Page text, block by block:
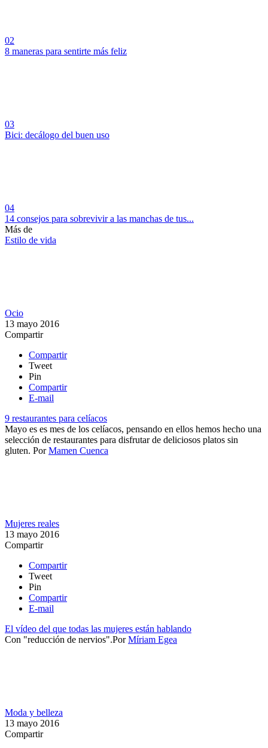
02
8 maneras para sentirte más feliz
03
Bici: decálogo del buen uso
04
14 consejos para sobrevivir a las manchas de tus...
Más de
Estilo de vida
Ocio
13 mayo 2016
Compartir
Compartir
Tweet
Pin
Compartir
E-mail
9 restaurantes para celíacos
Mayo es es mes de los celíacos, pensando en ellos hemos hecho una
selección de restaurantes para disfrutar de deliciosos platos sin
gluten. PorMamen Cuenca
Mujeres reales
13 mayo 2016
Compartir
Compartir
Tweet
Pin
Compartir
E-mail
El vídeo del que todas las mujeres están hablando
Con "reducción de nervios".​PorMíriam Egea
Moda y belleza
13 mayo 2016
Compartir